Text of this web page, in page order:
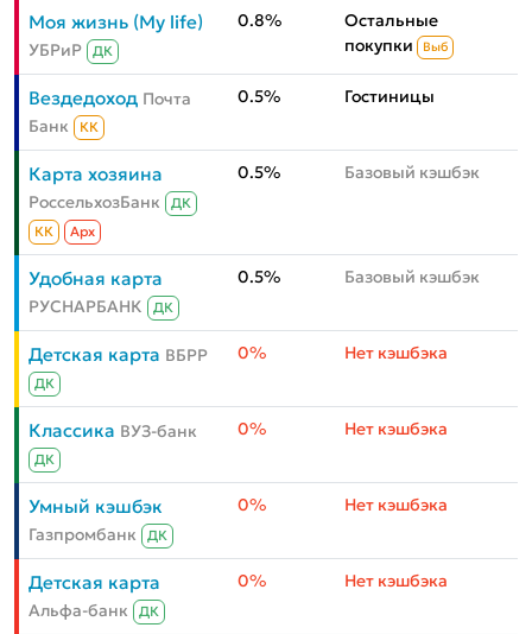
Моя жизнь (My life)
УБРиР ДК
0.8%
Остальные
покупки
Выб
Вездедоход Почта
Банк
КК
0.5% Гостиницы
Карта хозяина
РоссельхозБанк
ДК
КК
Aрх
0.5% Базовый кэшбэк
Удобная карта
РУСНАРБАНК ДК
0.5% Базовый кэшбэк
Детская карта ВБРР
ДК
0% Нет кэшбэка
Классика ВУЗ-банк
ДК
0% Нет кэшбэка
Умный кэшбэк
Газпромбанк ДК
0% Нет кэшбэка
Детская карта
Альфа-банк ДК
0% Нет кэшбэка